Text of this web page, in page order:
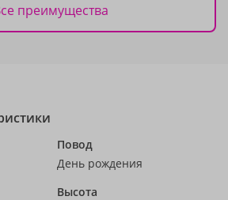
преимущества
Повод
День рождения
Высота